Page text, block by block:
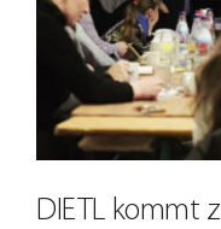
DIETL kommt